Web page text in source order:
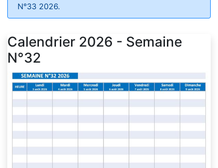
N°33 2026.
Calendrier 2026 - Semaine
N°32